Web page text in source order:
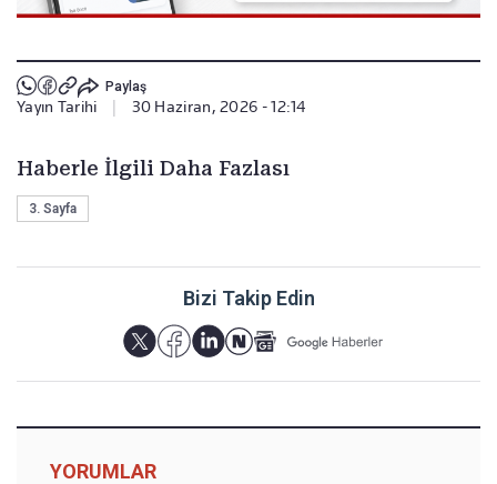
Paylaş
Yayın Tarihi | 30 Haziran, 2026 - 12:14
Haberle İlgili Daha Fazlası
3. Sayfa
Bizi Takip Edin
YORUMLAR